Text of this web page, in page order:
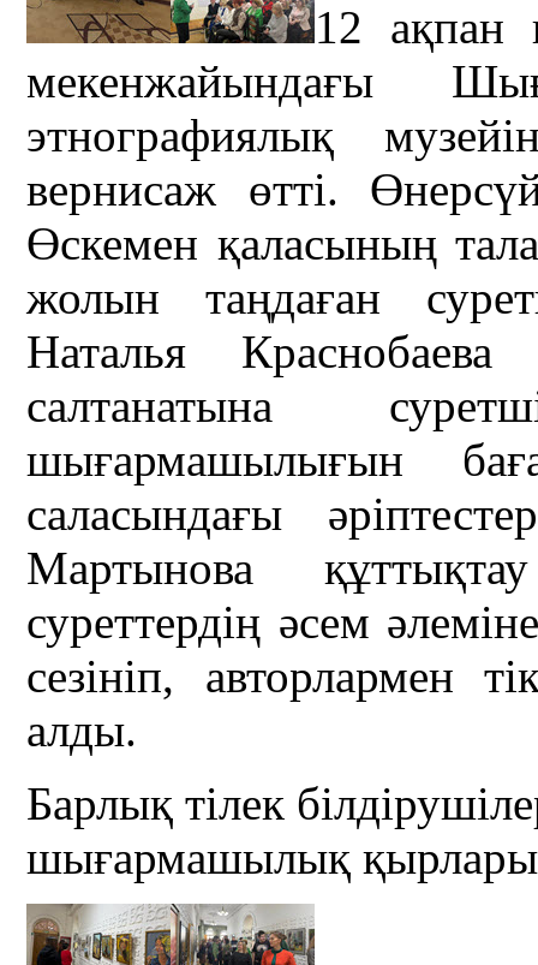
12 ақпан
мекенжайындағы
этнографиялық
вернисаж өтті.
Өскемен қаласының
жолын таңдаған
Наталья
салтанатына
шығармашылығын
саласындағы
Мартынова
суреттердің әсем
сезініп, авторлармен
алды.
Барлық тілек
шығармашылық